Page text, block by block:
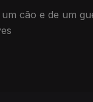
cão e de um